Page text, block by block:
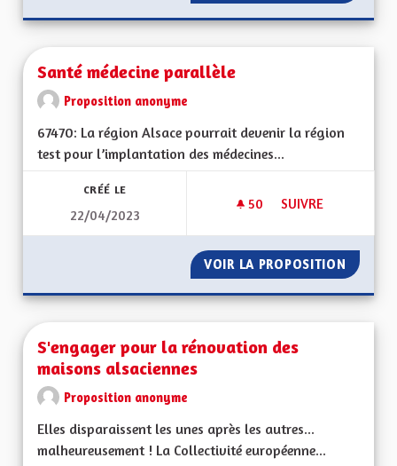
Santé médecine parallèle
Proposition anonyme
67470: La région Alsace pourrait devenir la région
test pour l’implantation des médecines...
CRÉÉ LE
22/04/2023
50 50 ABONNÉS
SUIVRE
VOIR LA PROPOSITION SANTÉ
S'engager pour la rénovation des
maisons alsaciennes
Proposition anonyme
Elles disparaissent les unes après les autres...
malheureusement ! La Collectivité européenne...